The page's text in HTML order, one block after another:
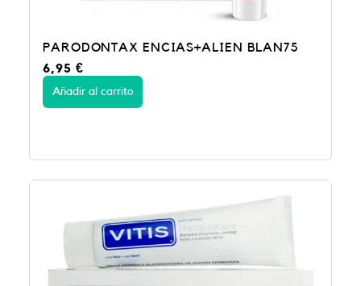
PARODONTAX ENCIAS+ALIEN BLAN75
6,95 €
Añadir al carrito